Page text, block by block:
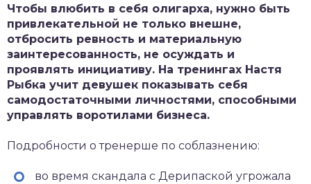
Чтобы влюбить в себя олигарха, нужно быть
привлекательной не только внешне,
отбросить ревность и материальную
заинтересованность, не осуждать и
проявлять инициативу. На тренингах Настя
Рыбка учит девушек показывать себя
самодостаточными личностями, способными
управлять воротилами бизнеса.
Подробности о тренерше по соблазнению:
во время скандала с Дерипаской угрожала